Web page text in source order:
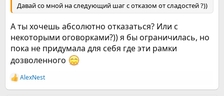
Давай со мной на следующий шаг с отказом от сладостей ?))
А ты хочешь абсолютно отказаться? Или с
некоторыми оговорками?)) я бы ограничилась, но
пока не придумала для себя где эти рамки
дозволенного
Р
е
AlexNest